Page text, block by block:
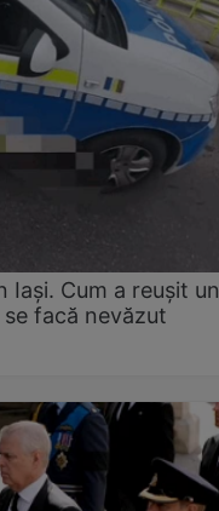
Iași. Cum a reușit un
facă nevăzut